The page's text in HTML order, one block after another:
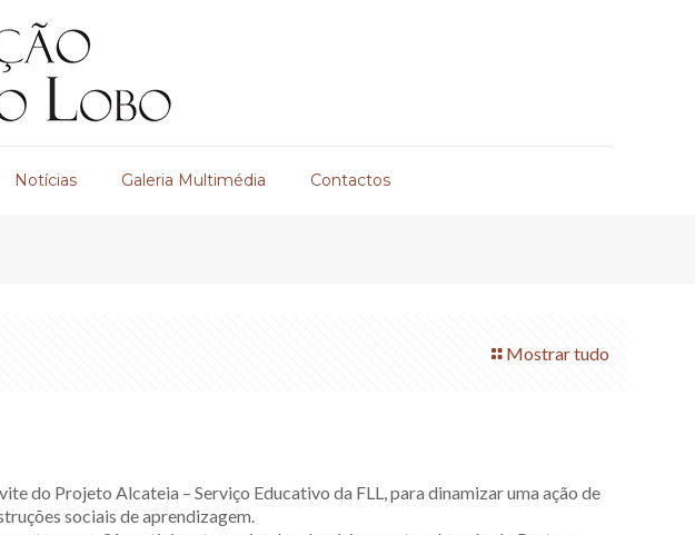
Notícias Galeria Multimédia Contactos
Mostrar tudo
do Projeto Alcateia – Serviço Educativo da FLL, para dinamizar uma ação de
sociais de aprendizagem.